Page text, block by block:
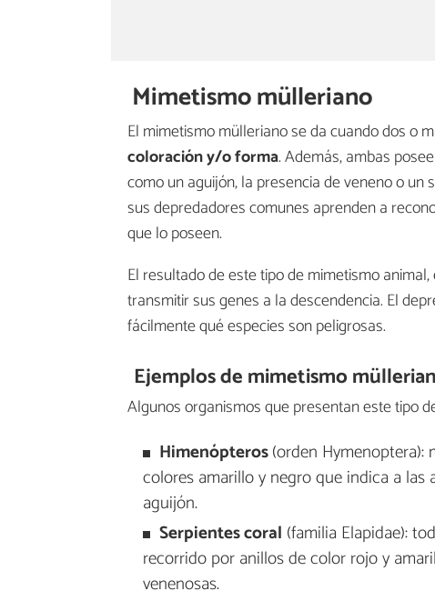
Mimetismo mülleriano
El mimetismo mülleriano se da cuando dos o
coloración y/o forma. Además, ambas
como un aguijón, la presencia de veneno o
sus depredadores comunes aprenden a
que lo poseen.
El resultado de este tipo de mimetismo animal,
transmitir sus genes a la descendencia. El
fácilmente qué especies son peligrosas.
Ejemplos de mimetismo
Algunos organismos que presentan este tipo
Himenópteros(orden Hymenoptera):
colores amarillo y negro que indica a las
aguijón.
Serpientes coral (familia Elapidae):
recorrido por anillos de color rojo y
venenosas.